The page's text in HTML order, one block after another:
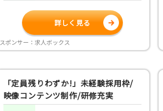
詳しく見る
スポンサー：求人ボックス
「定員残りわずか!」未経験採用枠/
映像コンテンツ制作/研修充実